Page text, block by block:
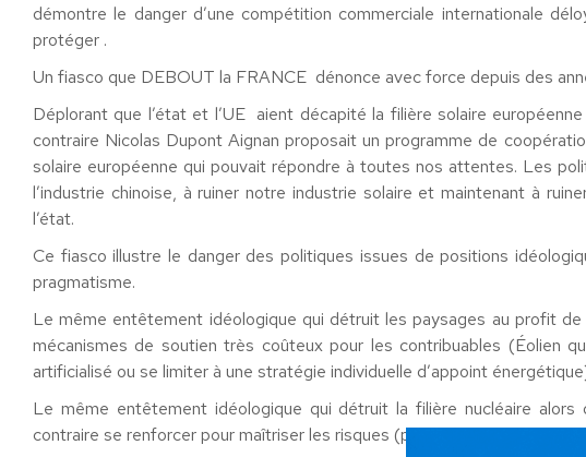
démontre le danger d’une compétition commerciale internationale
protéger .
Un fiasco que DEBOUT la FRANCE dénonce avec force depuis des
Déplorant que l’état et l’UE aient décapité la filière solaire
contraire Nicolas Dupont Aignan proposait un programme de
solaire européenne qui pouvait répondre à toutes nos attentes. Les
l’industrie chinoise, à ruiner notre industrie solaire et maintenant à
l’état.
Ce fiasco illustre le danger des politiques issues de positions
pragmatisme.
Le même entêtement idéologique qui détruit les paysages au profit
mécanismes de soutien très coûteux pour les contribuables (Éolien
artificialisé ou se limiter à une stratégie individuelle d’appoint
Le même entêtement idéologique qui détruit la filière nucléaire
contraire se renforcer pour maîtriser les risques (promesses des filières